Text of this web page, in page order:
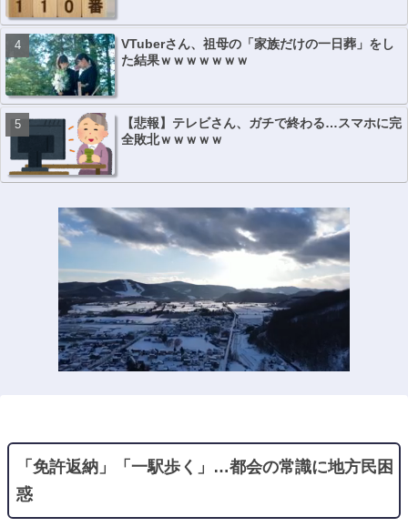
VTuberさん、祖母の「家族だけの一日葬」をし
た結果ｗｗｗｗｗｗｗ
【悲報】テレビさん、ガチで終わる…スマホに完
全敗北ｗｗｗｗｗ
「免許返納」「一駅歩く」…都会の常識に地方民困
惑